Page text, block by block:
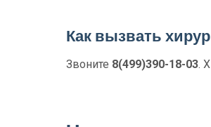
Как вызвать
Звоните 8(499)390-18-03.